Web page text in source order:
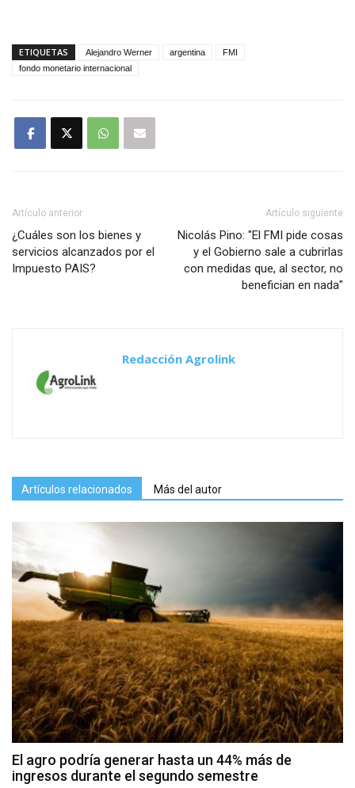
ETIQUETAS Alejandro Werner argentina
FMI
fondo monetario internacional
Artículo anterior
¿Cuáles son los bienes y
servicios alcanzados por el
Impuesto PAIS?
Artículo siguiente
Nicolás Pino: "El FMI pide cosas
y el Gobierno sale a cubrirlas
con medidas que, al sector, no
benefician en nada"
Redacción Agrolink
Artículos relacionados Más del autor
El agro podría generar hasta un 44% más de
ingresos durante el segundo semestre